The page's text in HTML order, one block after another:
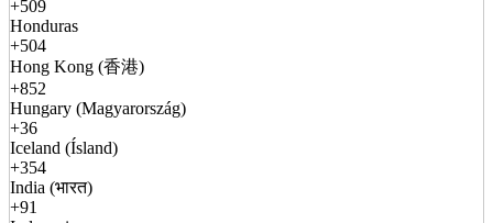
+509
Honduras
+504
Hong Kong (香港)
+852
Hungary (Magyarország)
+36
Iceland (Ísland)
+354
India (भारत)
+91